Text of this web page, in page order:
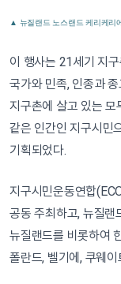
▲ 뉴질랜드 노스랜드 케리케리
이 행사는 21세기 지
국가와 민족, 인종과
지구촌에 살고 있는 모
같은 인간인 지구시민
기획되었다.
지구시민운동연합
공동 주최하고, 뉴질랜
뉴질랜드를 비롯하여
폴란드, 벨기에, 쿠웨